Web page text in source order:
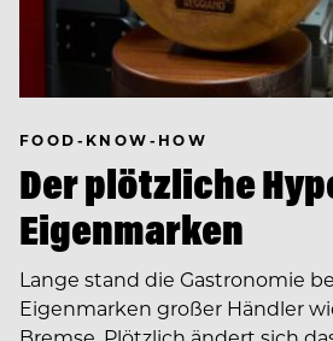
FOOD-KNOW-HOW
Der plötzliche
Eigenmarken
Lange stand die Gastronomie
Eigenmarken großer Händler